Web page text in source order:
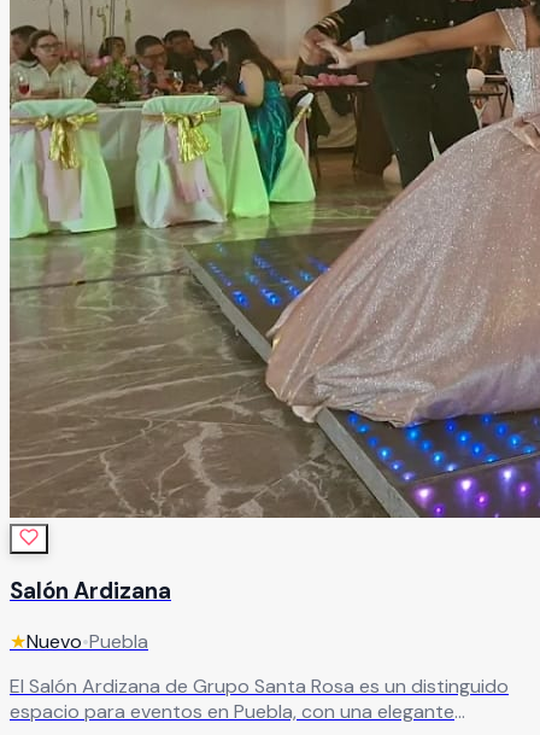
Salón Ardizana
★Nuevo•Puebla
El Salón Ardizana de Grupo Santa Rosa es un distinguido
espacio para eventos en Puebla, con una elegante